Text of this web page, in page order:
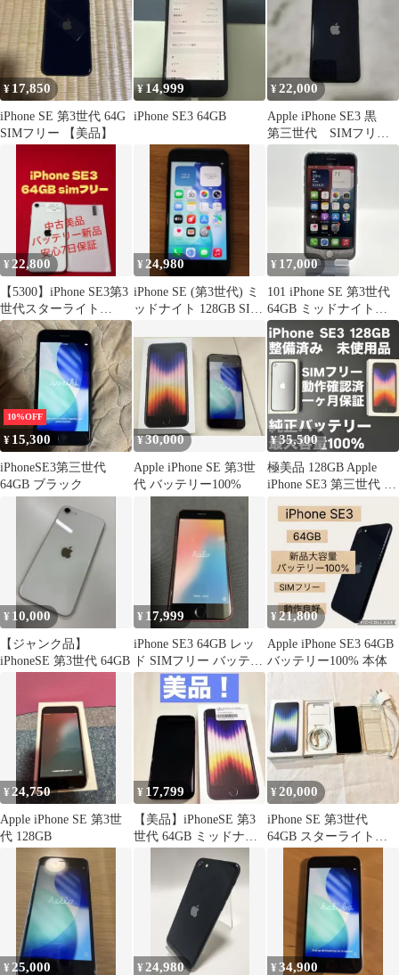
¥ 17,850
iPhone SE 第3世代 64G
SIMフリー 【美品】
¥14,999
iPhone SE3 64GB
¥22,000
Apple iPhone SE3 黒
第三世代 SIMフリ
ー 64GB 85%
¥ 22,800
【5300】iPhone SE3第3
世代スターライト
64GB simフリー
¥ 24,980
iPhone SE (第3世代) ミ
ッドナイト 128GB SIM
¥ 17,000
101 iPhone SE 第3世代
64GB ミッドナイト
SIMフリー
10%OFF
¥ 15,300
iPhoneSE3第三世代
64GB ブラック
¥30,000
Apple iPhone SE 第3世
代 バッテリー100%
¥35,500
極美品 128GB Apple
iPhone SE3 第三世代 日
本版 4753
¥ 10,000
【ジャンク品】
iPhoneSE 第3世代 64GB
¥ 17,999
iPhone SE3 64GB レッ
ド SIMフリー バッテリ
ー84%
¥21,800
Apple iPhone SE3 64GB
バッテリー100% 本体
¥ 24,750
Apple iPhone SE 第3世
代 128GB
¥ 17,799
【美品】iPhoneSE 第3
世代 64GB ミッドナイ
¥20,000
iPhone SE 第3世代
64GB スターライト
SIMフリー 箱付
¥ 25,000 ¥ 24,980 ¥34,900